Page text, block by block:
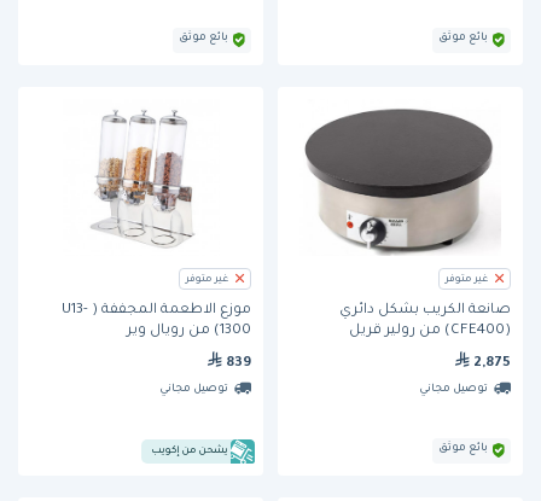
بائع موثق بائع موثق
غير متوفر
صانعة الكريب بشكل دائري
(CFE400) من رولير قريل
2,875
توصيل مجاني
بائع موثق
غير متوفر
موزع الاطعمة المجففة ( U13-
1300) من رويال وير
839
توصيل مجاني
يشحن من إكويب